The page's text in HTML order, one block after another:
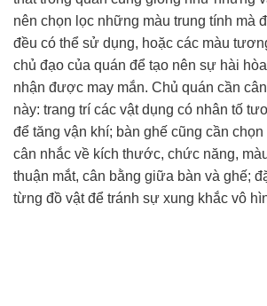
nên chọn lọc những màu trung tính mà
đều có thể sử dụng, hoặc các màu
chủ đạo của quán để tạo nên sự hài
nhận được may mắn. Chủ quán cần
này: trang trí các vật dụng có nhân tố
để tăng vận khí; bàn ghế cũng cần
cân nhắc về kích thước, chức năng,
thuận mắt, cân bằng giữa bàn và ghế;
từng đồ vật để tránh sự xung khắc vô